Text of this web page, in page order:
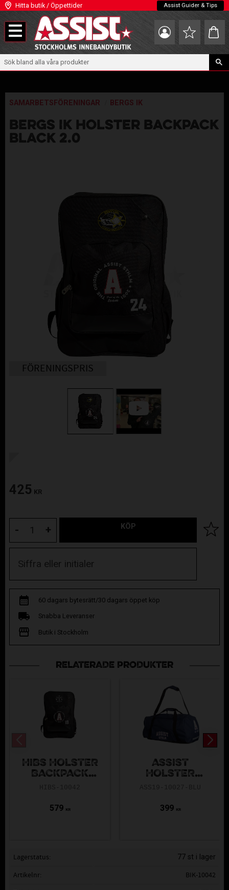
Meny
Hitta butik / Öppettider Assist Guider & Tips
Favoriter
SAMARBETSFÖRENINGAR BERGS IK
BERGS IK HOLSTER BACKPACK
BLACK 2.0
FÖRENINGSPRIS
425 KR
+
- KÖP Lägg
60 dagars bytesrätt/30 dagars öppet köp
Snabba Leveranser
Butik i Stockholm
RELATERADE PRODUKTER
HIBS HOLSTER
BACKPACK
579 KR
ASSIST
HOLSTER
399 KR
Lagerstatus 77 st i lager
Artikelnr
BIK-10042